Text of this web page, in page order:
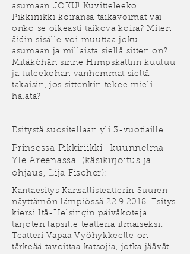
asumaan JOKU! Kuvitteleeko
Pikkiriikki koiransa taikavoimat vai
onko se oikeasti taikova koira? Miten
äidin sisälle voi muuttaa joku
asumaan ja millaista siellä sitten on?
Mitäköhän sinne Himpskattiin kuuluu
ja tuleekohan vanhemmat sieltä
takaisin, jos sittenkin tekee mieli
halata?
​Esitystä suositellaan yli 3-vuotiaille
Prinsessa Pikkiriikki -kuunnelma
Yle Areenassa (käsikirjoitus ja
ohjaus, Lija Fischer):
Kantaesitys Kansallisteatterin Suuren
näyttämön lämpiössä 22.9.2018. Esitys
kiersi Itä-Helsingin päiväkoteja
tarjoten lapsille teatteria ilmaiseksi.
Teatteri Vapaa Vyöhykkeelle on
tärkeää tavoittaa katsojia, jotka jäävät